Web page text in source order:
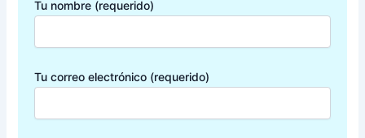
Tu nombre (requerido)
Tu correo electrónico (requerido)